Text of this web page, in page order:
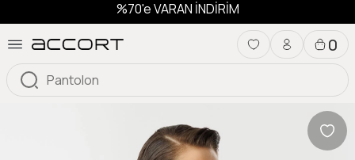
%70'e VARAN İNDİRİM
0